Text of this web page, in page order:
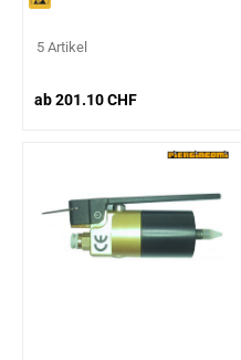
5 Artikel
ab 201.10 CHF